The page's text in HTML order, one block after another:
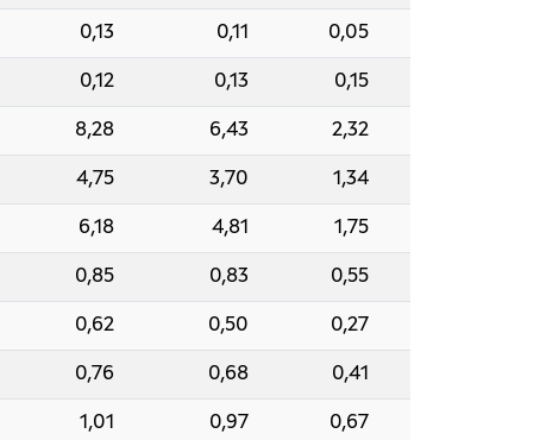
0,13 0,11 0,05
0,12 0,13 0,15
8,28 6,43 2,32
4,75 3,70 1,34
6,18 4,81 1,75
0,85 0,83 0,55
0,62 0,50 0,27
0,76 0,68 0,41
1,01 0,97 0,67